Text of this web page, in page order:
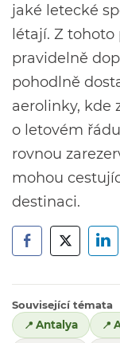
jaké letecké
létají. Z
pravidelně
pohodlně
aerolinky, kde
o letovém
rovnou
mohou
destinaci.
Související témata
Antalya